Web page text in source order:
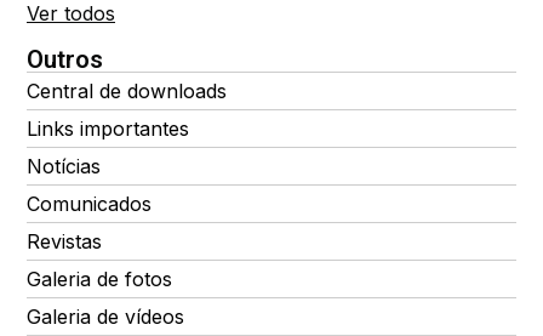
Ver todos
Outros
Central de downloads
Links importantes
Notícias
Comunicados
Revistas
Galeria de fotos
Galeria de vídeos